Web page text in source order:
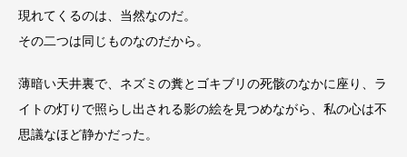
現れてくるのは、当然なのだ。
その二つは同じものなのだから。
薄暗い天井裏で、ネズミの糞とゴキブリの死骸のなかに座り、ラ
イトの灯りで照らし出される影の絵を見つめながら、私の心は不
思議なほど静かだった。